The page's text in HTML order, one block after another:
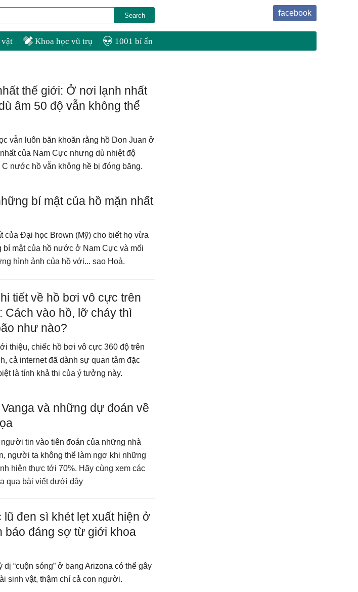
facebook
Khoa học vũ trụ 1001 bí ẩn
thế giới: Ở nơi lạnh nhất
âm 50 độ vẫn không thể
vẫn luôn băn khoăn rằng hồ Don Juan ở
của Nam Cực nhưng dù nhiệt độ
C nước hồ vẫn không hề bị đóng băng.
bí mật của hồ mặn nhất
của Đại học Brown (Mỹ) cho biết họ vừa
bí mật của hồ nước ở Nam Cực và mối
hình ảnh của hồ với... sao Hoả.
tiết về hồ bơi vô cực trên
Cách vào hồ, lỡ cháy thì
như nào?
thiệu, chiếc hồ bơi vô cực 360 độ trên
cả internet đã dành sự quan tâm đặc
là tính khả thi của ý tưởng này.
và những dự đoán về
tin vào tiên đoán của những nhà
người ta không thể làm ngơ khi những
hiện thực tới 70%. Hãy cùng xem các
qua bài viết dưới đây
đen sì khét lẹt xuất hiện ở
báo đáng sợ từ giới khoa
dị “cuộn sóng” ở bang Arizona có thể gây
sinh vật, thậm chí cả con người.